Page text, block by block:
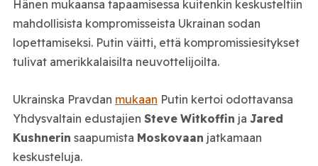
Hänen mukaansa tapaamisessa kuitenkin keskusteltiin
mahdollisista kompromisseista Ukrainan sodan
lopettamiseksi. Putin väitti, että kompromissiesitykset
tulivat amerikkalaisilta neuvottelijoilta.
Ukrainska Pravdan mukaan Putin kertoi odottavansa
Yhdysvaltain edustajien Steve Witkoffin ja Jared
Kushnerin saapumista Moskovaan jatkamaan
keskusteluja.